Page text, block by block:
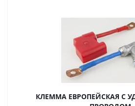
КЛЕММА ЕВРОПЕЙСКАЯ С